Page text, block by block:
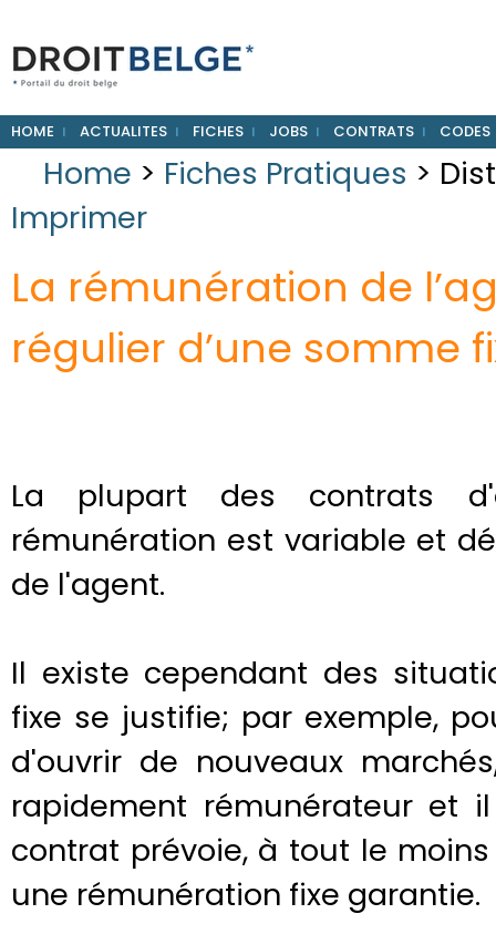
HOME ACTUALITES FICHES JOBS CONTRATS CODES
Home > Fiches Pratiques >
Imprimer
La rémunération de
régulier d’une somme
La plupart des contrats
rémunération est variable et
de l'agent.
Il existe cependant des
fixe se justifie; par exemple,
d'ouvrir de nouveaux
rapidement rémunérateur et
contrat prévoie, à tout le
une rémunération fixe garantie.